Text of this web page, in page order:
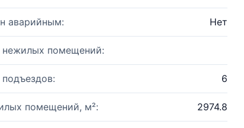
аварийным: Нет
нежилых помещений:
6
помещений, м²: 2974.8